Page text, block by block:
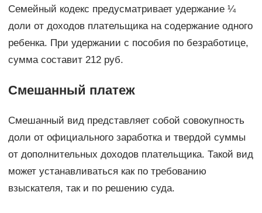
Семейный кодекс предусматривает удержание ¼
доли от доходов плательщика на содержание одного
ребенка. При удержании с пособия по безработице,
сумма составит 212 руб.
Смешанный платеж
Смешанный вид представляет собой совокупность
доли от официального заработка и твердой суммы
от дополнительных доходов плательщика. Такой вид
может устанавливаться как по требованию
взыскателя, так и по решению суда.